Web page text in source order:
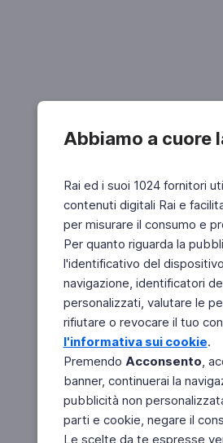
Abbiamo a cuore
Rai ed i suoi 1024 fornitori
contenuti digitali Rai e
per misurare il consumo e
Per quanto riguarda la
l'identificativo del
navigazione, identificatori
personalizzati, valutare le
rifiutare o revocare il tuo
l'informativa sui cookie.
Premendo Acconsento,
banner, continuerai la
pubblicità non
parti e cookie, negare il
Le scelte da te espresse